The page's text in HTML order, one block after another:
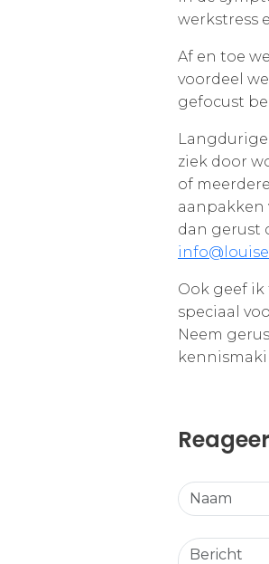
werkstress
Af en toe
voordeel
gefocust
ziek door
of
aanpakken
dan gerust
Ook geef
speciaal
Neem